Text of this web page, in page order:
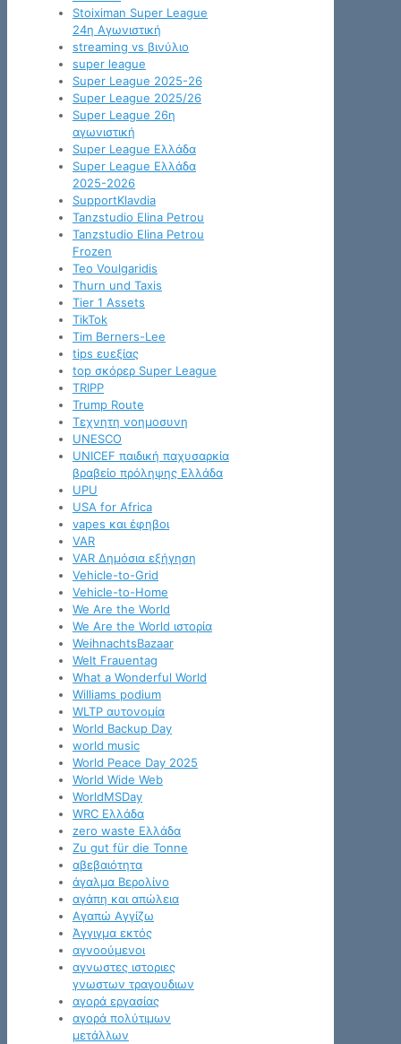
Stoiximan Super League
24η Αγωνιστική
streaming vs βινύλιο
super league
Super League 2025-26
Super League 2025/26
Super League 26η
αγωνιστική
Super League Ελλάδα
Super League Ελλάδα
2025-2026
SupportKlavdia
Tanzstudio Elina Petrou
Tanzstudio Elina Petrou
Frozen
Teo Voulgaridis
Thurn und Taxis
Tier 1 Assets
TikTok
Tim Berners-Lee
tips ευεξίας
top σκόρερ Super League
TRIPP
Trump Route
Tεχνητη νοημοσυνη
UNESCO
UNICEF παιδική παχυσαρκία
βραβείο πρόληψης Ελλάδα
UPU
USA for Africa
vapes και έφηβοι
VAR
VAR Δημόσια εξήγηση
Vehicle-to-Grid
Vehicle-to-Home
We Are the World
We Are the World ιστορία
WeihnachtsBazaar
Welt Frauentag
What a Wonderful World
Williams podium
WLTP αυτονομία
World Backup Day
world music
World Peace Day 2025
World Wide Web
WorldMSDay
WRC Ελλάδα
zero waste Ελλάδα
Zu gut für die Tonne
αβεβαιότητα
άγαλμα Βερολίνο
αγάπη και απώλεια
Αγαπώ Αγγίζω
Άγγιγμα εκτός
αγνοούμενοι
αγνωστες ιστοριες
γνωστων τραγουδιων
αγορά εργασίας
αγορά πολύτιμων
μετάλλων